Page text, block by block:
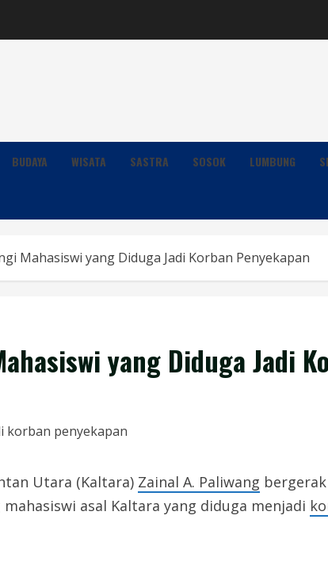
BUDAYA WISATA SASTRA SOSOK LUMBUNG
Mahasiswi yang Diduga Jadi Korban Penyekapan
yang Diduga Jadi
Utara (Kaltara) Zainal A. Paliwang
asal Kaltara yang diduga menjadi